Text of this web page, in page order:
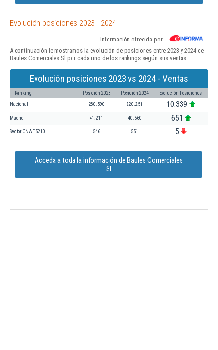
Evolución posiciones 2023 - 2024
Información ofrecida por
A continuación le mostramos la evolución de posiciones entre 2023 y 2024 de
Baules Comerciales Sl por cada uno de los rankings según sus ventas:
Evolución posiciones 2023 vs 2024 - Ventas
Ranking Posición 2023 Posición 2024 Evolución Posiciones
Nacional 230.590 220.251 10.339
Madrid 41.211 40.560 651
Sector CNAE 5210 546 551 5
Acceda a toda la información de Baules Comerciales
Sl